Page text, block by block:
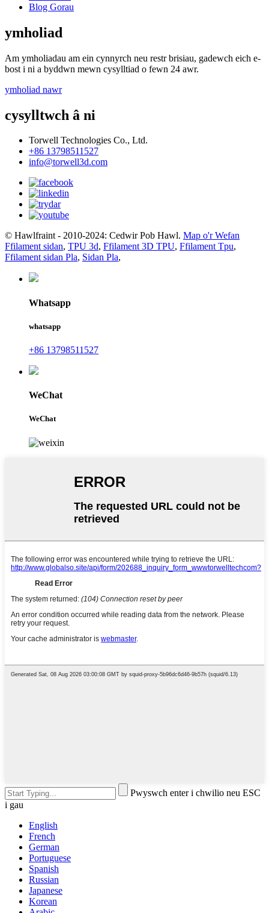
Blog Gorau
ymholiad
Am ymholiadau am ein cynnyrch neu restr brisiau, gadewch eich e-
bost i ni a byddwn mewn cysylltiad o fewn 24 awr.
ymholiad nawr
cysylltwch â ni
Torwell Technologies Co., Ltd.
+86 13798511527
info@torwell3d.com
© Hawlfraint - 2010-2024: Cedwir Pob Hawl. Map o'r Wefan
Ffilament sidan, TPU 3d, Ffilament 3D TPU, Ffilament Tpu,
Ffilament sidan Pla, Sidan Pla,
Whatsapp
whatsapp
+86 13798511527
WeChat
WeChat
Pwyswch enter i chwilio neu ESC
i gau
English
French
German
Portuguese
Spanish
Russian
Japanese
Korean